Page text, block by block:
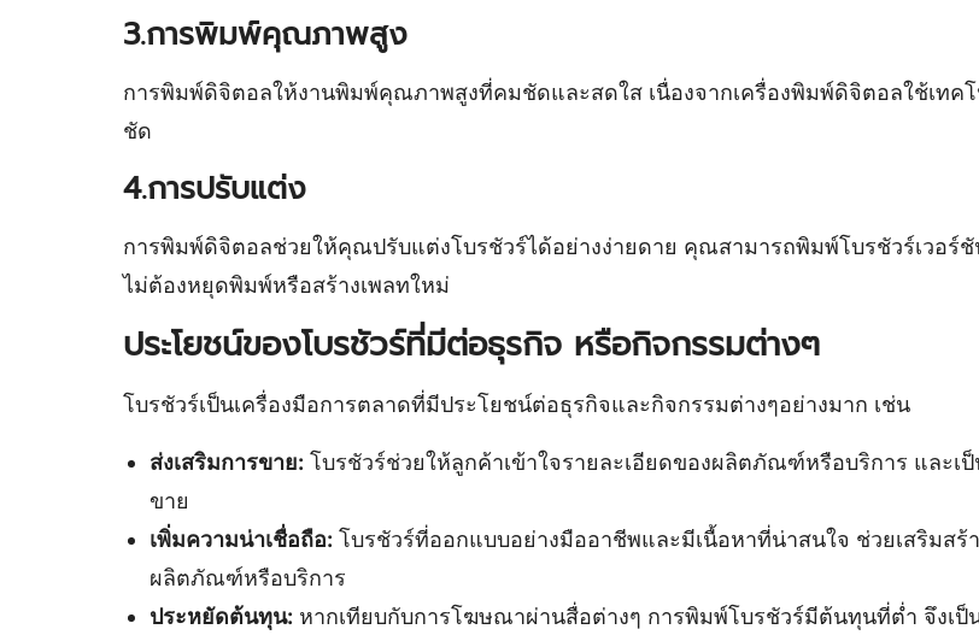
3.การพิมพ์คุณภาพสูง
การพิมพ์ดิจิตอลให้งานพิมพ์คุณภาพสูงที่คมชัดและสดใส เนื่องจากเครื่องพิมพ์ดิจิตอลใช้เทค
ชัด
4.การปรับแต่ง
การพิมพ์ดิจิตอลช่วยให้คุณปรับแต่งโบรชัวร์ได้อย่างง่ายดาย คุณสามารถพิมพ์โบรชัวร์เวอร์
ไม่ต้องหยุดพิมพ์หรือสร้างเพลทใหม่
ประโยชน์ของโบรชัวร์ที่มีต่อธุรกิจ หรือกิจกรรมต่างๆ
โบรชัวร์เป็นเครื่องมือการตลาดที่มีประโยชน์ต่อธุรกิจและกิจกรรมต่างๆอย่างมาก เช่น
ส่งเสริมการขาย: โบรชัวร์ช่วยให้ลูกค้าเข้าใจรายละเอียดของผลิตภัณฑ์หรือบริการ และเ
ขาย
เพิ่มความน่าเชื่อถือ: โบรชัวร์ที่ออกแบบอย่างมืออาชีพและมีเนื้อหาที่น่าสนใจ ช่วยเสริมส
ผลิตภัณฑ์หรือบริการ
ประหยัดต้นทุน: หากเทียบกับการโฆษณาผ่านสื่อต่างๆ การพิมพ์โบรชัวร์มีต้นทุนที่ต่ำ จึงเ